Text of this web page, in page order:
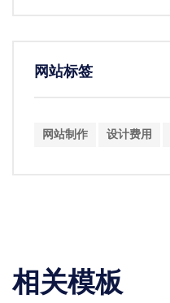
网站标签
网站制作 设计费用
相关模板